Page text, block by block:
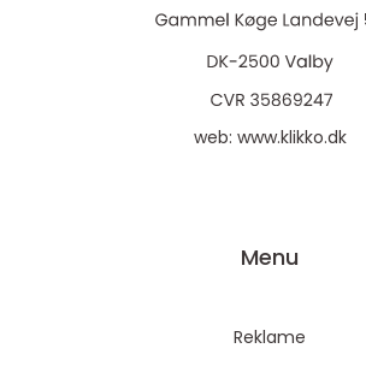
web: www.klikko.dk
Menu
Reklame